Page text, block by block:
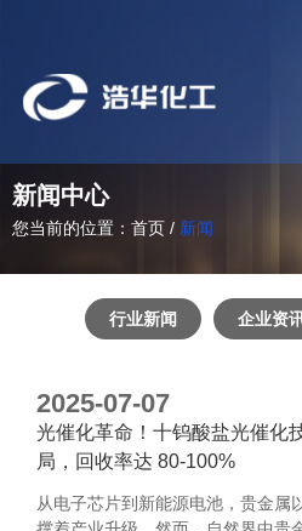
新闻中心
您当前的位置：首页 / 新闻
行业新闻 企业资
2025-07-07
光催化革命！十钨酸盐光催化
局，回收率达 80-100%
从电子芯片到新能源电池，贵金属